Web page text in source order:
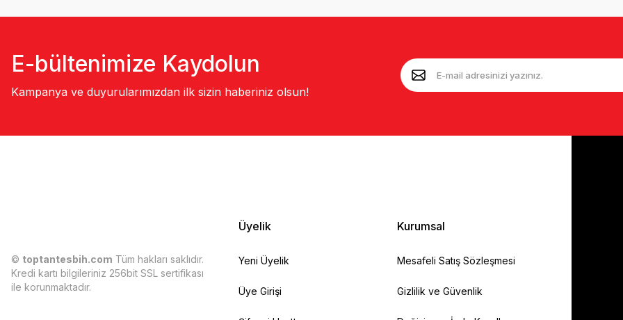
E-bültenimize Kaydolun
Kampanya ve duyurularımızdan ilk sizin haberiniz olsun!
© toptantesbih.com Tüm hakları saklıdır.
Kredi kartı bilgileriniz 256bit SSL sertifikası
ile korunmaktadır.
Üyelik
Yeni Üyelik
Üye Girişi
Kurumsal
Mesafeli Satış Sözleşmesi
Gizlilik ve Güvenlik